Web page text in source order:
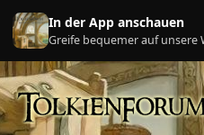
Zu Inhalt springen
In der App anschauen
Greife bequemer auf unsere